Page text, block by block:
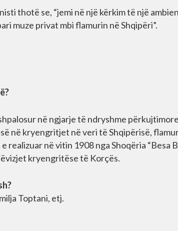
thotë se, “jemi në një kërkim të një
muze privat mbi flamurin në Shqipëri”.
në ngjarje të ndryshme
në kryengritjet në veri të Shqipërisë,
realizuar në vitin 1908 nga Shoqëria “Besa
kryengritëse të Korçës.
Toptani, etj.